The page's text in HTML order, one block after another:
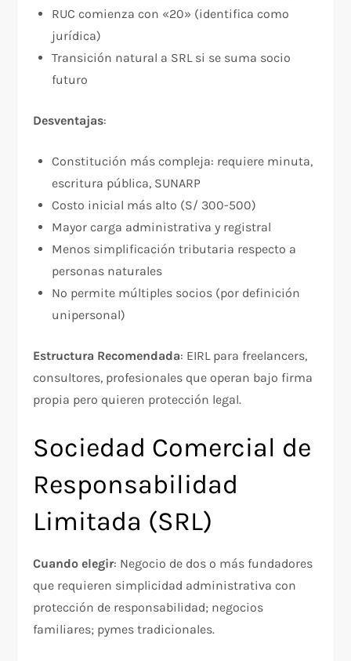
RUC comienza con «20» (identifica como
jurídica)
Transición natural a SRL si se suma socio
futuro
Desventajas:
Constitución más compleja: requiere minuta,
escritura pública, SUNARP
Costo inicial más alto (S/ 300-500)
Mayor carga administrativa y registral
Menos simplificación tributaria respecto a
personas naturales
No permite múltiples socios (por definición
unipersonal)
Estructura Recomendada: EIRL para freelancers,
consultores, profesionales que operan bajo firma
propia pero quieren protección legal.
Sociedad Comercial de
Responsabilidad
Limitada (SRL)
Cuando elegir: Negocio de dos o más fundadores
que requieren simplicidad administrativa con
protección de responsabilidad; negocios
familiares; pymes tradicionales.